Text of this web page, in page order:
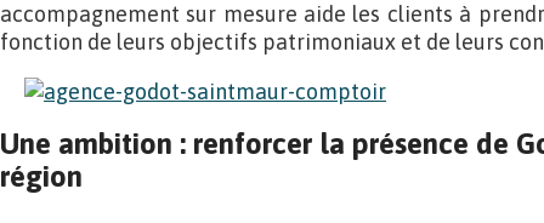
accompagnement sur mesure aide les clients à
fonction de leurs objectifs patrimoniaux et de leurs
Une ambition : renforcer la présence de
région